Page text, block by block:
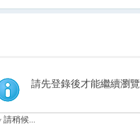
請先登錄後才能繼續瀏覽
請稍候...